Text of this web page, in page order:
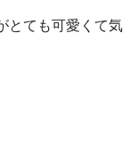
とても可愛くて気